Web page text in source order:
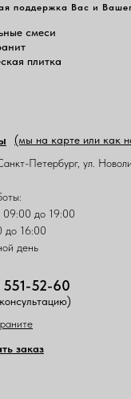
поддержка Вас и
смеси
плитка
Петербург, ул.
до 19:00
до 16:00
день
52-60
(мы на карте или как
заказ